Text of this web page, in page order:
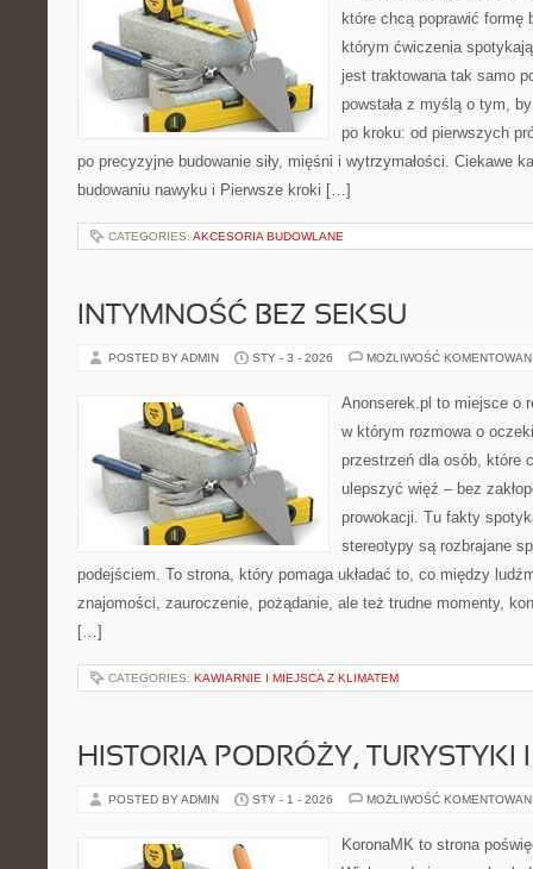
które chcą poprawić formę
którym ćwiczenia
jest traktowana tak samo
powstała z myślą o tym,
po kroku: od pierwszych
po precyzyjne budowanie siły, mięśni i wytrzymałości. Ciekawe
budowaniu nawyku i Pierwsze kroki […]
CATEGORIES: AKCESORIA BUDOWLANE
INTYMNOŚĆ BEZ SEKSU
POSTED BY ADMIN STY - 3 - 2026 MOŻLIWOŚĆ
Anonserek.pl to miejsce o
w którym rozmowa o
przestrzeń dla osób, które
ulepszyć więź – bez
prowokacji. Tu fakty
stereotypy są rozbrajane
podejściem. To strona, który pomaga układać to, co między
znajomości, zauroczenie, pożądanie, ale też trudne momenty,
[…]
CATEGORIES: KAWIARNIE I MIEJSCA Z KLIMATEM
HISTORIA PODRÓŻY, TURYSTYKI
POSTED BY ADMIN STY - 1 - 2026 MOŻLIWOŚĆ
KoronaMK to strona